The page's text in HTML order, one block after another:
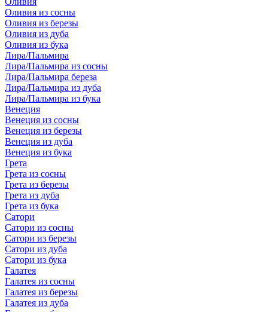
Оливия из сосны
Оливия из березы
Оливия из дуба
Оливия из бука
Лира/Пальмира
Лира/Пальмира из сосны
Лира/Пальмира береза
Лира/Пальмира из дуба
Лира/Пальмира из бука
Венеция
Венеция из сосны
Венеция из березы
Венеция из дуба
Венеция из бука
Грета
Грета из сосны
Грета из березы
Грета из дуба
Грета из бука
Сатори
Сатори из сосны
Сатори из березы
Сатори из дуба
Сатори из бука
Галатея
Галатея из сосны
Галатея из березы
Галатея из дуба